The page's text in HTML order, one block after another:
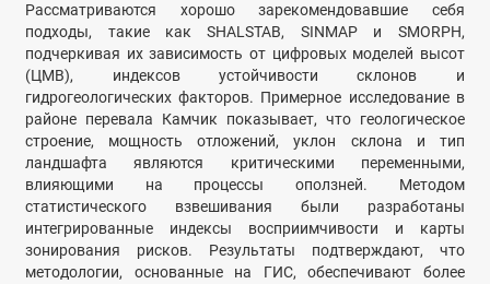
Рассматриваются хорошо зарекомендовавшие себя
подходы, такие как SHALSTAB, SINMAP и SMORPH,
подчеркивая их зависимость от цифровых моделей высот
(ЦМВ), индексов устойчивости склонов и
гидрогеологических факторов. Примерное исследование в
районе перевала Камчик показывает, что геологическое
строение, мощность отложений, уклон склона и тип
ландшафта являются критическими переменными,
влияющими на процессы оползней. Методом
статистического взвешивания были разработаны
интегрированные индексы восприимчивости и карты
зонирования рисков. Результаты подтверждают, что
методологии, основанные на ГИС, обеспечивают более